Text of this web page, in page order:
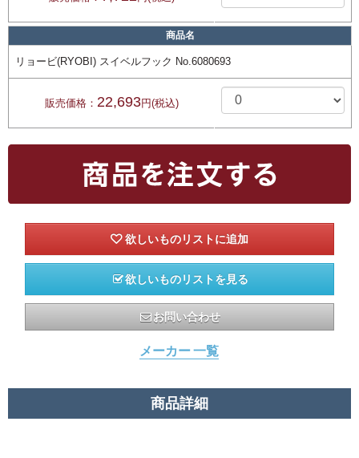
商品名
リョービ(RYOBI) スイベルフック No.6080693
販売価格： 22,693円(税込)
欲しいものリストを見る
お問い合わせ
メーカー 一覧
商品詳細